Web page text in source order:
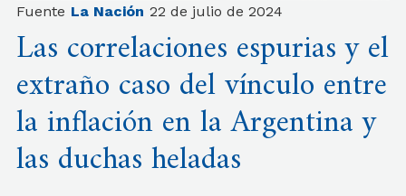
Fuente La Nación 22 de julio de 2024
Las correlaciones espurias y el
extraño caso del vínculo entre
la inflación en la Argentina y
las duchas heladas